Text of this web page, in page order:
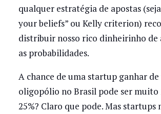
qualquer estratégia de apostas
your beliefs” ou Kelly criterion)
distribuir nosso rico dinheirinho de
as probabilidades.
A chance de uma startup ganhar
oligopólio no Brasil pode ser muito
25%? Claro que pode. Mas startups